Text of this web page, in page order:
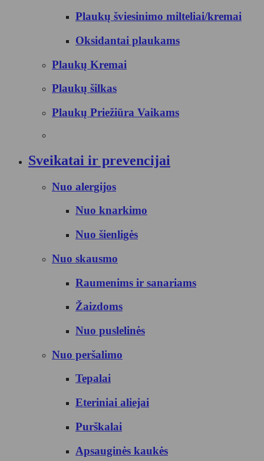
Plaukų šviesinimo milteliai/kremai
Oksidantai plaukams
Plaukų Kremai
Plaukų šilkas
Plaukų Priežiūra Vaikams
Sveikatai ir prevencijai
Nuo alergijos
Nuo knarkimo
Nuo šienligės
Nuo skausmo
Raumenims ir sanariams
Žaizdoms
Nuo puslelinės
Nuo peršalimo
Tepalai
Eteriniai aliejai
Purškalai
Apsauginės kaukės